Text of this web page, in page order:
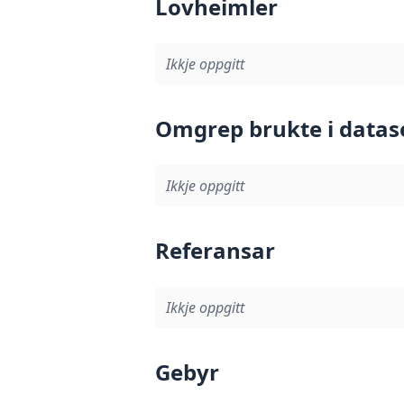
Lovheimler
Ikkje oppgitt
Omgrep brukte i
Ikkje oppgitt
Referansar
Ikkje oppgitt
Gebyr